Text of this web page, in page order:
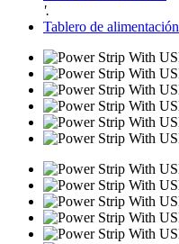
'.
Tablero de